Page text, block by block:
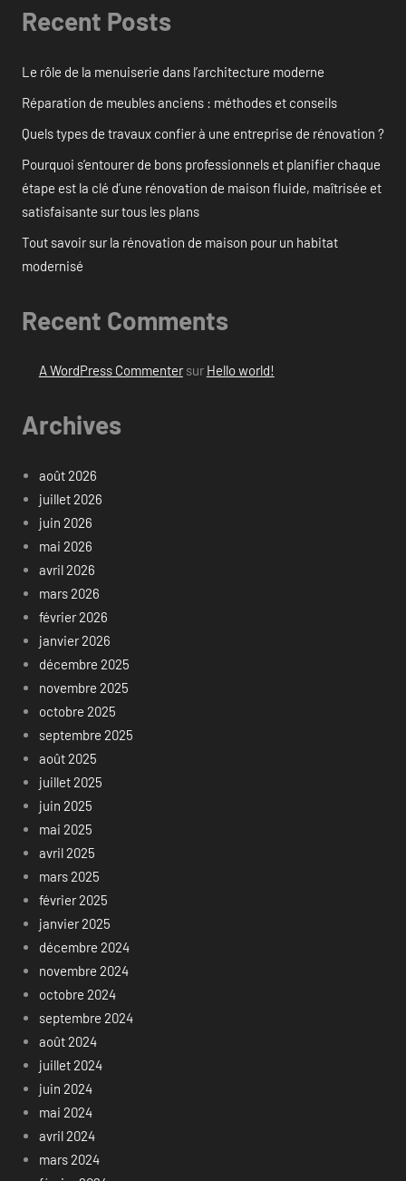
Recent Posts
Le rôle de la menuiserie dans l’architecture moderne
Réparation de meubles anciens : méthodes et conseils
Quels types de travaux confier à une entreprise de rénovation ?
Pourquoi s’entourer de bons professionnels et planifier chaque
étape est la clé d’une rénovation de maison fluide, maîtrisée et
satisfaisante sur tous les plans
Tout savoir sur la rénovation de maison pour un habitat
modernisé
Recent Comments
A WordPress Commentersur Hello world!
Archives
août 2026
juillet 2026
juin 2026
mai 2026
avril 2026
mars 2026
février 2026
janvier 2026
décembre 2025
novembre 2025
octobre 2025
septembre 2025
août 2025
juillet 2025
juin 2025
mai 2025
avril 2025
mars 2025
février 2025
janvier 2025
décembre 2024
novembre 2024
octobre 2024
septembre 2024
août 2024
juillet 2024
juin 2024
mai 2024
avril 2024
mars 2024